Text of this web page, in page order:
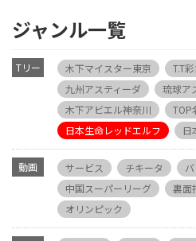
ジャンル一覧
Tリー
木下マイスター東京 T.T
九州アスティーダ
琉球ア
木下アビエル神奈川
TOP
日本生命レッドエルフ
日
動画 サービス チキータ
中国スーパーリーグ
裏面
オリンピック